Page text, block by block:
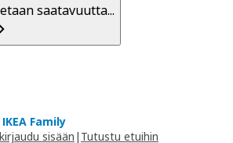
saatavuutta...
IKEA Family
sisään | Tutustu etuihin